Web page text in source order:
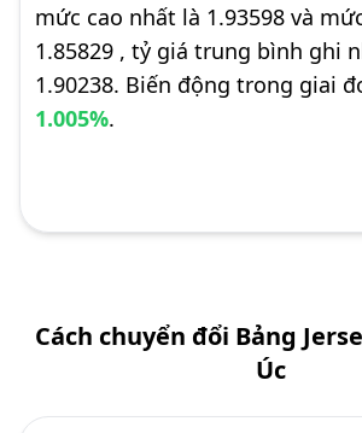
mức cao nhất là 1.93598 và
1.85829 , tỷ giá trung bình ghi
1.90238. Biến động trong giai
1.005%.
Cách chuyển đổi Bảng
Úc